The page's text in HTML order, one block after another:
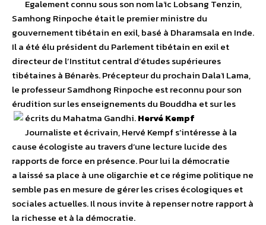
Egalement connu sous son nom laïc Lobsang Tenzin,
Samhong Rinpoche était le premier ministre du
gouvernement tibétain en exil, basé à Dharamsala en Inde.
Il a été élu président du Parlement tibétain en exil et
directeur de l’Institut central d’études supérieures
tibétaines à Bénarès. Précepteur du prochain Dalaï Lama,
le professeur Samdhong Rinpoche est reconnu pour son
érudition sur les enseignements du Bouddha et sur les
écrits du Mahatma Gandhi.Hervé Kempf
Journaliste et écrivain, Hervé Kempf s’intéresse à la
cause écologiste au travers d’une lecture lucide des
rapports de force en présence. Pour lui la démocratie
a laissé sa place à une oligarchie et ce régime politique ne
semble pas en mesure de gérer les crises écologiques et
sociales actuelles. Il nous invite à repenser notre rapport à
la richesse et à la démocratie.